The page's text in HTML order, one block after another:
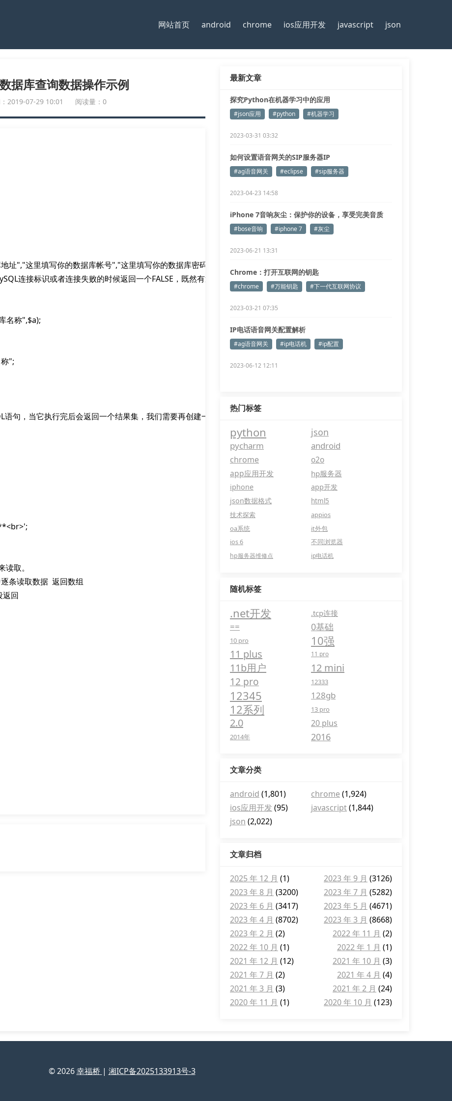
网站首页 android chrome ios应用开发 javascript json
据库查询数据操作示例
2019-07-29 10:01 阅读量：0
址","这里填写你的数据库帐号","这里填写你的数据库密码");
连接标识或者连接失败的时候返回一个FALSE，既然有返回值，我们就需要创建一个变量去接收它
名称",$a);
";
句，当它执行完后会返回一个结果集，我们需要再创建一个变量去接收它
取。
最新文章
探究Python在机器学习中的应用
#json应用 #python #机器学习
2023-03-31 03:32
如何设置语音网关的SIP服务器IP
#ag语音网关 #eclipse #sip服务器
2023-04-23 14:58
iPhone 7音响灰尘：保护你的设备，享受完美音质
#bose音响 #iphone 7 #灰尘
2023-06-21 13:31
Chrome：打开互联网的钥匙
#chrome #万能钥匙 #下一代互联网协议
2023-03-21 07:35
IP电话语音网关配置解析
#ag语音网关 #ip电话机 #ip配置
2023-06-12 12:11
热门标签
python json
pycharm android
chrome
o2o
app应用开发
hp服务器
iphone
app开发
json数据格式
html5
技术探索
appios
oa系统
it外包
ios 6
不同浏览器
hp服务器维修点
ip电话机
随机标签
.net开发 .tcp连接
== 0基础
10 pro 10强
11 plus 11 pro
11b用户 12 mini
12 pro 12333
12345 128gb
12系列 13 pro
2.0 20 plus
2014年 2016
文章分类
android (1,801) chrome (1,924)
ios应用开发 (95) javascript(1,844)
json (2,022)
文章归档
2025 年 12 月 (1) 2023 年 9 月 (3126)
2023 年 8 月 (3200) 2023 年 7 月 (5282)
2023 年 6 月 (3417) 2023 年 5 月 (4671)
2023 年 4 月 (8702) 2023 年 3 月 (8668)
2023 年 2 月 (2) 2022 年 11 月 (2)
2022 年 10 月 (1) 2022 年 1 月 (1)
2021 年 12 月 (12) 2021 年 10 月 (3)
2021 年 7 月 (2) 2021 年 4 月 (4)
2021 年 3 月 (3) 2021 年 2 月 (24)
2020 年 11 月 (1) 2020 年 10 月 (123)
© 2026幸福桥 | 湘ICP备2025133913号-3